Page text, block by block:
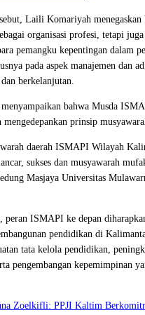
Laili Komariyah
organisasi profesi, tetapi
pemangku kepentingan dalam
pada aspek manajemen dan
berkelanjutan.
bahwa Musda
mengedepankan prinsip
daerah ISMAPI Wilayah
sukses dan musyawarah
Masjaya Universitas
peran ISMAPI ke depan
pendidikan di
tata kelola pendidikan,
pengembangan kepemimpinan
Zoelkifli: PPJI Kaltim